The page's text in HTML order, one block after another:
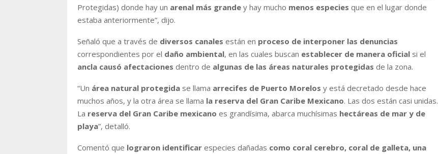
Protegidas) donde hay un arenal más grande y hay mucho menos especies que en el lugar donde
estaba anteriormente”, dijo.
Señaló que a través de diversos canales están en proceso de interponer las denuncias
correspondientes por el daño ambiental, en las cuales buscan establecer de manera oficial si el
ancla causó afectaciones dentro de algunas de las áreas naturales protegidas de la zona.
“Un área natural protegida se llama arrecifes de Puerto Morelos y está decretado desde hace
muchos años, y la otra área se llama la reserva del Gran Caribe Mexicano. Las dos están casi unidas.
La reserva del Gran Caribe mexicano es grandísima, abarca muchísimas hectáreas de mar y de
playa”, detalló.
Comentó que lograron identificar especies dañadas como coral cerebro, coral de galleta, una